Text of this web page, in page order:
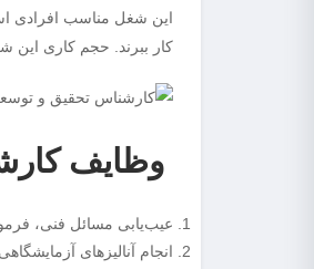
این شغل مناسب افرادی
کار ببرند. حجم کاری این
وظایف
عیب‌یابی مسائل فنی،
انجام آنالیز‌های